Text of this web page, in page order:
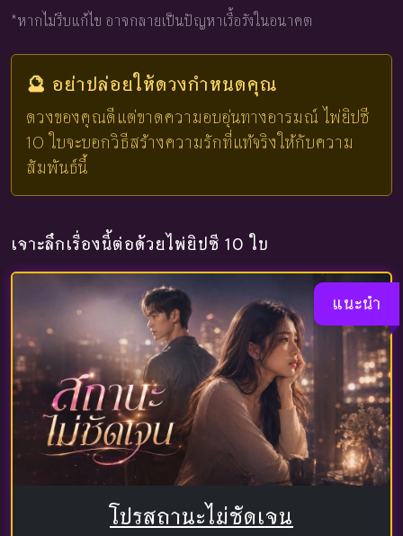
*หากไม่รีบแก้ไข อาจกลายเป็นปัญหาเรื้อรังในอนาคต
🔮 อย่าปล่อยให้ดวงกำหนดคุณ
ดวงของคุณดีแต่ขาดความอบอุ่นทางอารมณ์ ไพ่ยิปซี
10 ใบจะบอกวิธีสร้างความรักที่แท้จริงให้กับความ
สัมพันธ์นี้
เจาะลึกเรื่องนี้ต่อด้วยไพ่ยิปซี 10 ใบ
แนะนำ
โปรสถานะไม่ชัดเจน